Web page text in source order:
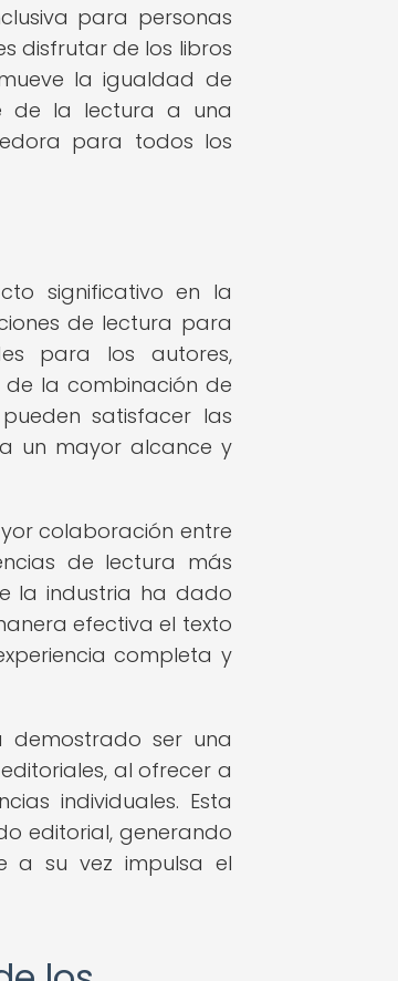
para personas
disfrutar de los libros
la igualdad de
de la lectura a una
para todos los
significativo en la
de lectura para
para los autores,
la combinación de
satisfacer las
un mayor alcance y
colaboración entre
de lectura más
la industria ha dado
efectiva el texto
completa y
demostrado ser una
al ofrecer a
individuales. Esta
editorial, generando
a su vez impulsa el